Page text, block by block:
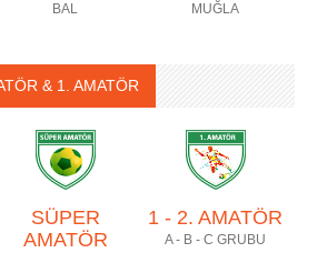
BAL MUĞLA
& 1. AMATÖR
SÜPER
AMATÖR
1 - 2. AMATÖR
A - B - C GRUBU